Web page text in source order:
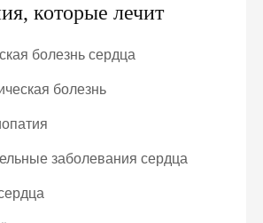
которые лечит
болезнь сердца
болезнь
заболевания сердца